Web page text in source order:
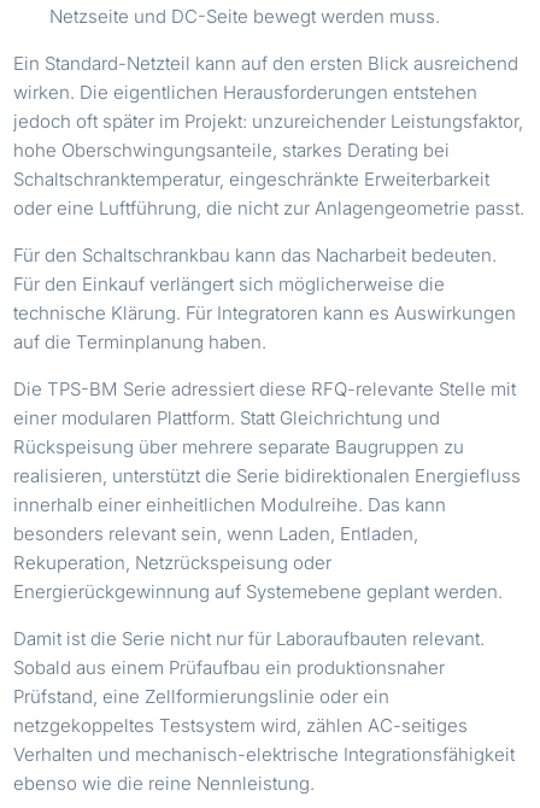
Netzseite und DC-Seite bewegt werden muss.
Ein Standard-Netzteil kann auf den ersten Blick ausreichend
wirken. Die eigentlichen Herausforderungen entstehen
jedoch oft später im Projekt: unzureichender Leistungsfaktor,
hohe Oberschwingungsanteile, starkes Derating bei
Schaltschranktemperatur, eingeschränkte Erweiterbarkeit
oder eine Luftführung, die nicht zur Anlagengeometrie passt.
Für den Schaltschrankbau kann das Nacharbeit bedeuten.
Für den Einkauf verlängert sich möglicherweise die
technische Klärung. Für Integratoren kann es Auswirkungen
auf die Terminplanung haben.
Die TPS-BM Serie adressiert diese RFQ-relevante Stelle mit
einer modularen Plattform. Statt Gleichrichtung und
Rückspeisung über mehrere separate Baugruppen zu
realisieren, unterstützt die Serie bidirektionalen Energiefluss
innerhalb einer einheitlichen Modulreihe. Das kann
besonders relevant sein, wenn Laden, Entladen,
Rekuperation, Netzrückspeisung oder
Energierückgewinnung auf Systemebene geplant werden.
Damit ist die Serie nicht nur für Laboraufbauten relevant.
Sobald aus einem Prüfaufbau ein produktionsnaher
Prüfstand, eine Zellformierungslinie oder ein
netzgekoppeltes Testsystem wird, zählen AC-seitiges
Verhalten und mechanisch-elektrische Integrationsfähigkeit
ebenso wie die reine Nennleistung.